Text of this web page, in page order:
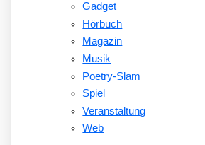
Gadget
Hörbuch
Magazin
Musik
Poetry-Slam
Spiel
Veranstaltung
Web